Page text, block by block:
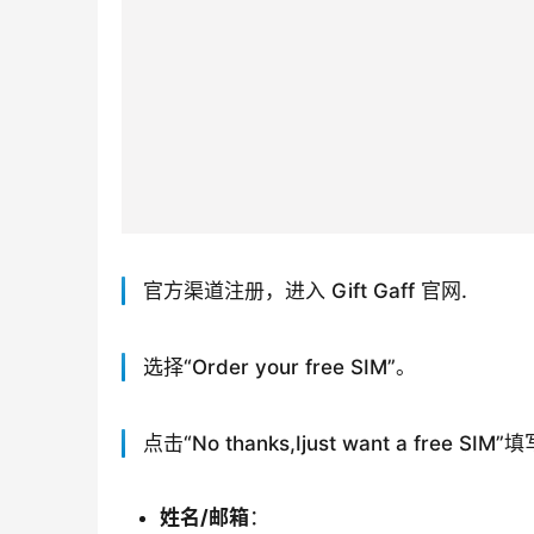
官方渠道注册，进入 Gift Gaff 官网.
选择“Order your free SIM”。
点击“No thanks,Ijust want a free SIM”填
姓名/邮箱：